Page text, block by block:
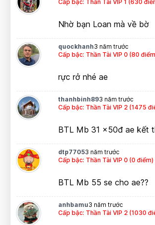
Cấp bậc: Thần Tài VIP 1 (630
Nhờ bạn Loan mà về bờ
quockhanh3 năm trước
Cấp bậc: Thần Tài VIP 0 (80
rực rở nhé ae
thanhbinh893 năm trước
Cấp bậc: Thần Tài VIP 2 (1475
BTL Mb 31 x50đ ae kết
dtp77053 năm trước
Cấp bậc: Thần Tài VIP 0 (0 điểm)
BTL Mb 55 se cho ae??
anhbamu3 năm trước
Cấp bậc: Thần Tài VIP 2 (1030